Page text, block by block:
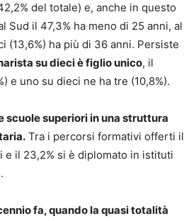
del totale) e, anche in questo
il 47,3% ha meno di 25 anni, al
(13,6%) ha più di 36 anni. Persiste
su dieci è figlio unico, il
e uno su dieci ne ha tre (10,8%).
superiori in una struttura
Tra i percorsi formativi offerti il
e il 23,2% si è diplomato in istituti
fa, quando la quasi totalità